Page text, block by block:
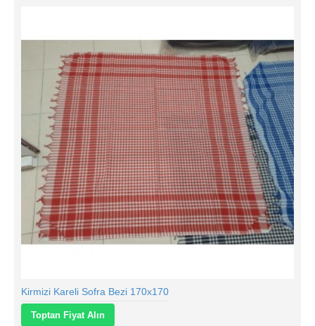
Kirmizi Kareli Sofra Bezi 170x170
Toptan Fiyat Alın